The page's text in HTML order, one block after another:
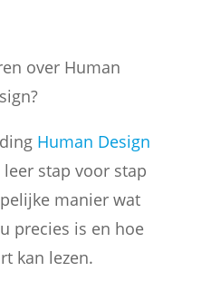
over Human
Human Design
stap voor stap
manier wat
precies is en hoe
kan lezen.